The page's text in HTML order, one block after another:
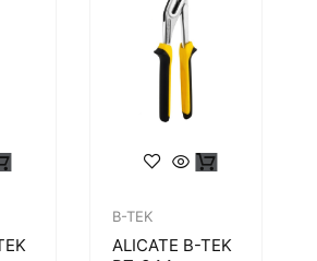
B-TEK
ALICATE B-TEK